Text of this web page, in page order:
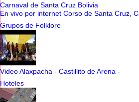
Carnaval de Santa Cruz Bolivia
En vivo por internet Corso de Santa Cruz,
Grupos de Folklore
Video Alaxpacha - Castillito de Arena -
Hoteles